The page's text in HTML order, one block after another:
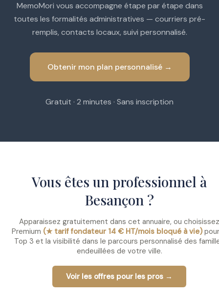
MemoMori vous accompagne étape par étape dans
toutes les formalités administratives — courriers pré-
remplis, contacts locaux, suivi personnalisé.
Obtenir mon plan personnalisé →
Gratuit · 2 minutes · Sans inscription
Vous êtes un professionnel à
Besançon ?
Apparaissez gratuitement dans cet annuaire, ou choisissez
Premium (★ tarif fondateur 14 € HT/mois bloqué à vie)
Top 3 et la visibilité dans le parcours personnalisé des
endeuillées de votre ville.
Voir les offres pour les pros →